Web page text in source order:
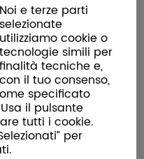
Noi e terze parti
selezionate
utilizziamo cookie o
tecnologie simili per
finalità tecniche e,
con il tuo consenso,
specificato
il pulsante
tutti i cookie.
per